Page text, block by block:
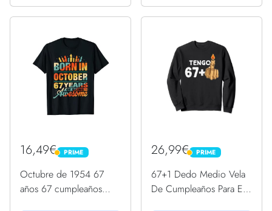
16,49€ PRIME
PRIME
Octubre de 1954 67
años 67 cumpleaños
26,99€ PRIME
PRIME
67+1 Dedo Medio Vela
De Cumpleaños Para El